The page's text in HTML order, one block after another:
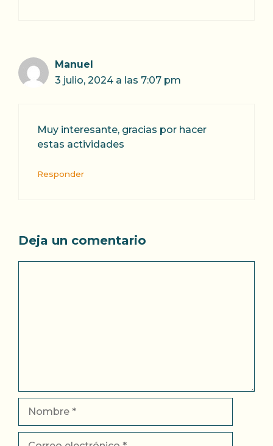
Manuel
3 julio, 2024 a las 7:07 pm
Muy interesante, gracias por hacer
estas actividades
Responder
Deja un comentario